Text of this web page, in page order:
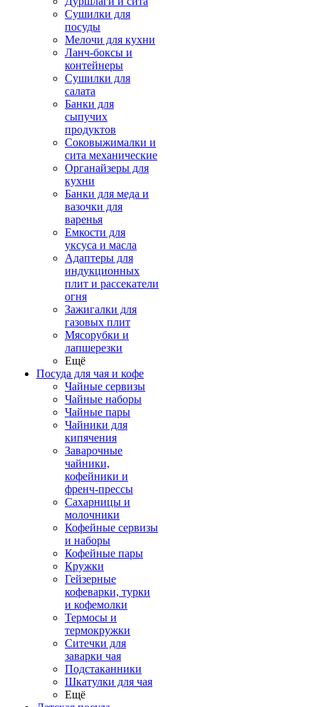
Сушилки для
посуды
Мелочи для кухни
Ланч-боксы и
контейнеры
Сушилки для
салата
Банки для
сыпучих
продуктов
Соковыжималки и
сита механические
Органайзеры для
кухни
Банки для меда и
вазочки для
варенья
Емкости для
уксуса и масла
Адаптеры для
индукционных
плит и рассекатели
огня
Зажигалки для
газовых плит
Мясорубки и
лапшерезки
Ещё
Посуда для чая и кофе
Чайные сервизы
Чайные наборы
Чайные пары
Чайники для
кипячения
Заварочные
чайники,
кофейники и
френч-прессы
Сахарницы и
молочники
Кофейные сервизы
и наборы
Кофейные пары
Кружки
Гейзерные
кофеварки, турки
и кофемолки
Термосы и
термокружки
Ситечки для
заварки чая
Подстаканники
Шкатулки для чая
Ещё